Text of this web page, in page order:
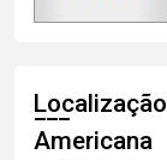
Americana